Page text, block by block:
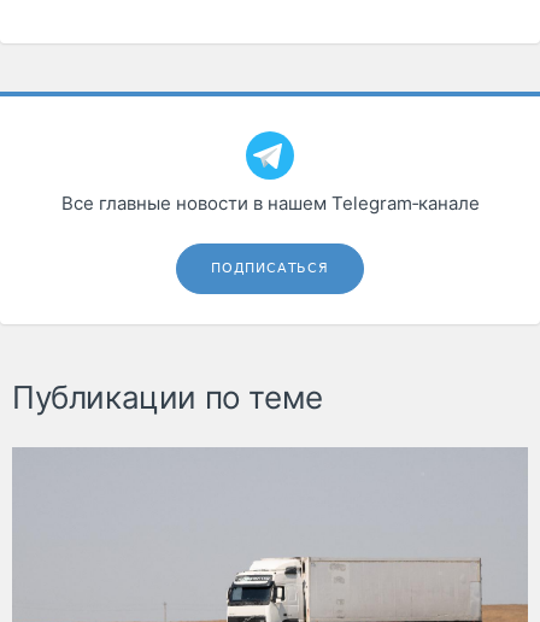
Все главные новости в нашем Telegram‑канале
ПОДПИСАТЬСЯ
Публикации по теме